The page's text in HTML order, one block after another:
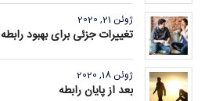
ژوئن 21, 2020
تغییرات جزئی برای بهبود رابطه
ژوئن 18, 2020
بعد از پایان رابطه